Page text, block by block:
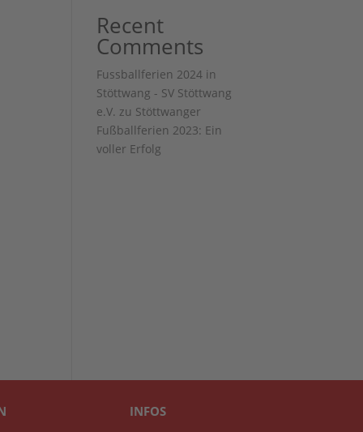
Recent
Comments
Fussballferien 2024 in
Stöttwang - SV Stöttwang
e.V. zu Stöttwanger
Fußballferien 2023: Ein
voller Erfolg
INFOS